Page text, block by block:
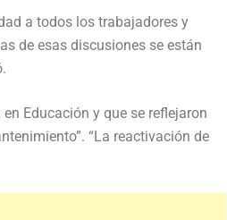
a todos los trabajadores y
de esas discusiones se están
Educación y que se reflejaron
“La reactivación de